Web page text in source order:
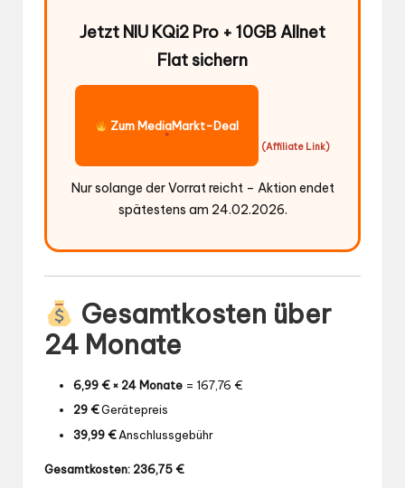
Jetzt NIU KQi2 Pro + 10GB Allnet
Flat sichern
Zum MediaMarkt-Deal
*
(Affiliate Link)
Nur solange der Vorrat reicht – Aktion endet
spätestens am 24.02.2026.
Gesamtkosten über
24 Monate
6,99 € × 24 Monate = 167,76 €
29 €Gerätepreis
39,99 €Anschlussgebühr
Gesamtkosten: 236,75 €